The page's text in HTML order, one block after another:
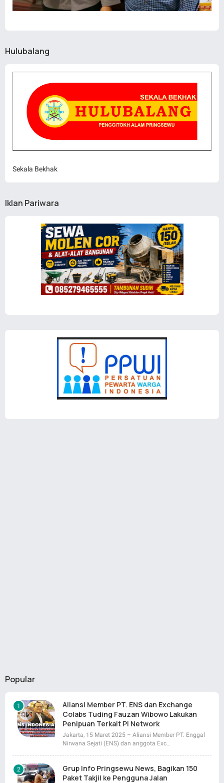
Hulubalang
Sekala Bekhak
Iklan Pariwara
Popular
Aliansi Member PT. ENS dan Exchange
Colabs Tuding Fauzan Wibowo Lakukan
Penipuan Terkait Pi Network
Jakarta, 15 Maret 2025 – Aliansi Member PT. Enggal
Nirwana Sejati (ENS) dan anggota Exc…
Grup Info Pringsewu News, Bagikan 150
Paket Takjil ke Pengguna Jalan